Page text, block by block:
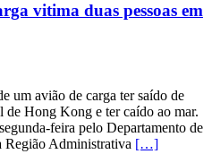
vitima duas pessoas em
um avião de carga ter saído de
Hong Kong e ter caído ao mar.
feira pelo Departamento de
Administrativa […]